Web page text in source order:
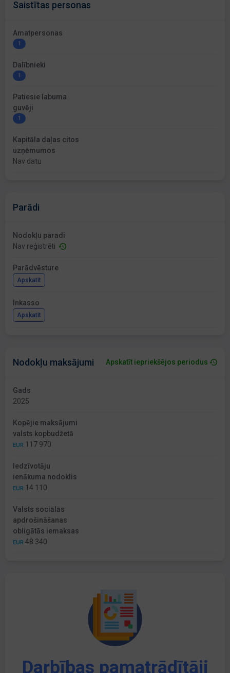
Saistītas personas
Amatpersonas
1
Dalībnieki
1
Patiesie labuma
guvēji
1
Kapitāla daļas citos
uzņēmumos
Nav datu
Parādi
Nodokļu parādi
Nav reģistrēti
Parādvēsture
Apskatīt
Inkasso
Apskatīt
Nodokļu maksājumi Apskatīt iepriekšējos periodus
Gads
2025
Kopējie maksājumi
valsts kopbudžetā
EUR 117 970
Iedzīvotāju
ienākuma nodoklis
EUR 14 110
Valsts sociālās
apdrošināšanas
obligātās iemaksas
EUR 48 340
Darbības pamatrādītāji